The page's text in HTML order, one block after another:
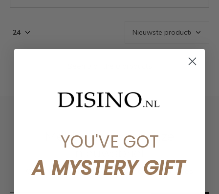
Meld je aan voor onze
Ontvang de nieuwste aanbiedingen en promoties
YOU'VE GOT
A MYSTERY GIFT